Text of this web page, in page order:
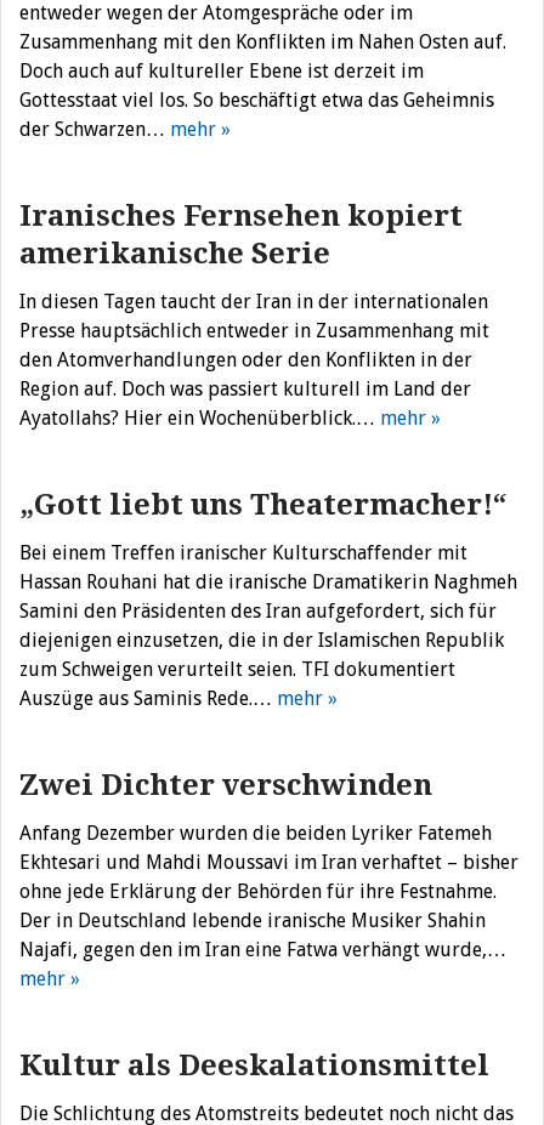
entweder wegen der Atomgespräche oder im
Zusammenhang mit den Konflikten im Nahen Osten auf.
Doch auch auf kultureller Ebene ist derzeit im
Gottesstaat viel los. So beschäftigt etwa das Geheimnis
der Schwarzen… mehr »
Iranisches Fernsehen kopiert
amerikanische Serie
In diesen Tagen taucht der Iran in der internationalen
Presse hauptsächlich entweder in Zusammenhang mit
den Atomverhandlungen oder den Konflikten in der
Region auf. Doch was passiert kulturell im Land der
Ayatollahs? Hier ein Wochenüberblick.… mehr »
„Gott liebt uns Theatermacher!“
Bei einem Treffen iranischer Kulturschaffender mit
Hassan Rouhani hat die iranische Dramatikerin Naghmeh
Samini den Präsidenten des Iran aufgefordert, sich für
diejenigen einzusetzen, die in der Islamischen Republik
zum Schweigen verurteilt seien. TFI dokumentiert
Auszüge aus Saminis Rede.… mehr »
Zwei Dichter verschwinden
Anfang Dezember wurden die beiden Lyriker Fatemeh
Ekhtesari und Mahdi Moussavi im Iran verhaftet – bisher
ohne jede Erklärung der Behörden für ihre Festnahme.
Der in Deutschland lebende iranische Musiker Shahin
Najafi, gegen den im Iran eine Fatwa verhängt wurde,…
mehr »
Kultur als Deeskalationsmittel
Die Schlichtung des Atomstreits bedeutet noch nicht das